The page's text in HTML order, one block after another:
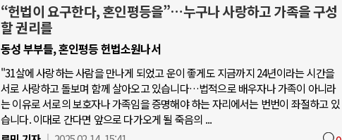
“헌법이 요구한다, 혼인평등을”…누구나 사랑하고 가족을 구성
할 권리를
동성 부부들, 혼인평등 헌법소원나서
"31살에 사랑하는 사람을 만나게 되었고 운이 좋게도 지금까지 24년이라는 시간을
서로 사랑하고 돌보며 함께 살아오고 있습니다…법적으로 배우자나 가족이 아니라
는 이유로 서로의 보호자나 가족임을 증명해야 하는 자리에서는 번번이 좌절하고 있
습니다. 이대로 간다면 앞으로 다가오게 될 죽음의 ...